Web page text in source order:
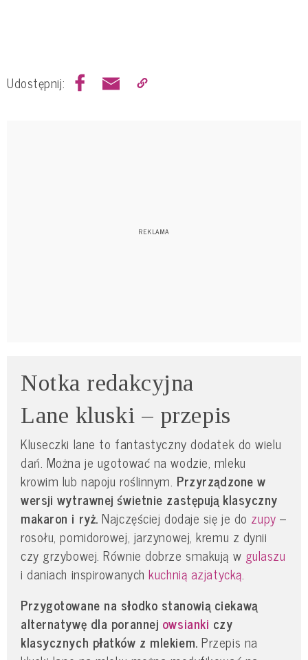
Udostępnij:
Notka redakcyjna
Lane kluski – przepis
Kluseczki lane to fantastyczny dodatek do wielu
dań. Można je ugotować na wodzie, mleku
krowim lub napoju roślinnym. Przyrządzone w
wersji wytrawnej świetnie zastępują klasyczny
makaron i ryż.Najczęściej dodaje się je do zupy –
rosołu, pomidorowej, jarzynowej, kremu z dynii
czy grzybowej. Równie dobrze smakują w gulaszu
i daniach inspirowanychkuchnią azjatycką.
Przygotowane na słodko stanowią ciekawą
alternatywę dla porannej owsianki czy
klasycznych płatków z mlekiem. Przepis na